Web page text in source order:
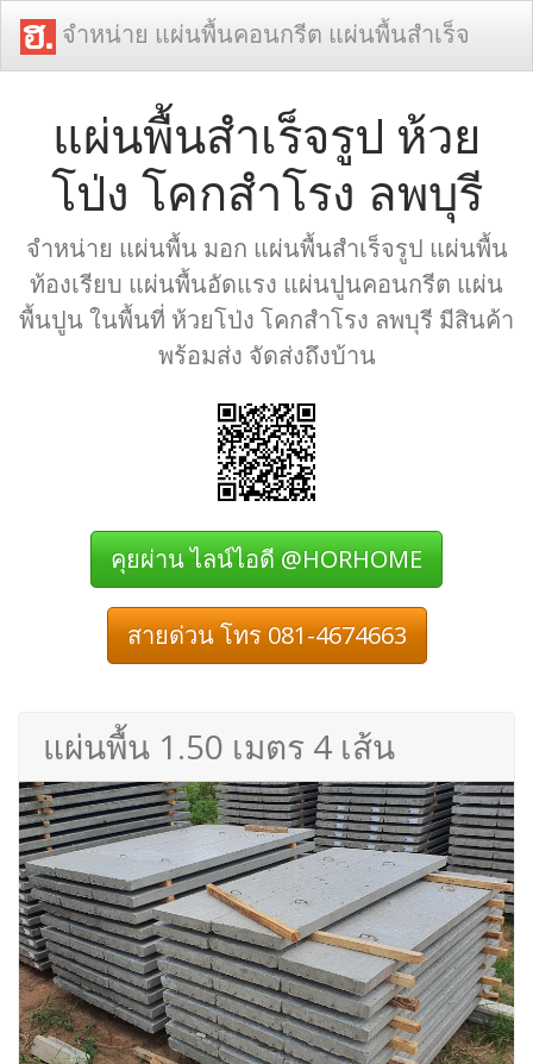
จำหน่าย แผ่นพื้นคอนกรีต แผ่นพื้นสำเร็จ
แผ่นพื้นสำเร็จรูป ห้วย
โป่ง โคกสำโรง ลพบุรี
จำหน่าย แผ่นพื้น มอก แผ่นพื้นสำเร็จรูป แผ่นพื้น
ท้องเรียบ แผ่นพื้นอัดแรง แผ่นปูนคอนกรีต แผ่น
พื้นปูน ในพื้นที่ ห้วยโป่ง โคกสำโรง ลพบุรี มีสินค้า
พร้อมส่ง จัดส่งถึงบ้าน
คุยผ่าน ไลน์ไอดี @HORHOME
สายด่วน โทร 081-4674663
แผ่นพื้น 1.50 เมตร 4 เส้น